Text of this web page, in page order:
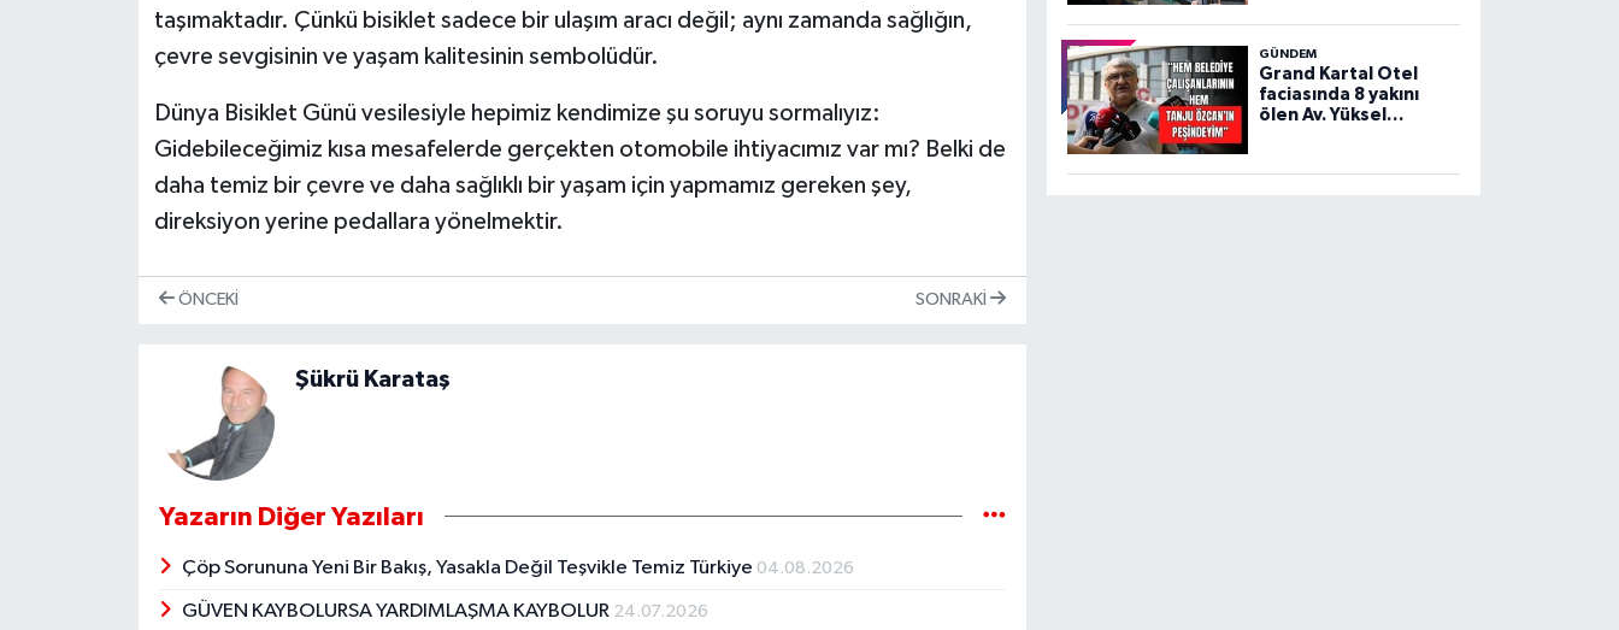
taşımaktadır. Çünkü bisiklet sadece bir ulaşım aracı değil; aynı zamanda sağlığın,
çevre sevgisinin ve yaşam kalitesinin sembolüdür.
Dünya Bisiklet Günü vesilesiyle hepimiz kendimize şu soruyu sormalıyız:
Gidebileceğimiz kısa mesafelerde gerçekten otomobile ihtiyacımız var mı? Belki de
daha temiz bir çevre ve daha sağlıklı bir yaşam için yapmamız gereken şey,
direksiyon yerine pedallara yönelmektir.
ÖNCEKI SONRAKI
Şükrü Karataş
Yazarın Diğer Yazıları
Çöp Sorununa Yeni Bir Bakış, Yasakla Değil Teşvikle Temiz Türkiye 04.08.2026
GÜVEN KAYBOLURSA YARDIMLAŞMA KAYBOLUR 24.07.2026
GÜNDEM
Grand Kartal Otel
faciasında 8 yakını
ölen Av. Yüksel